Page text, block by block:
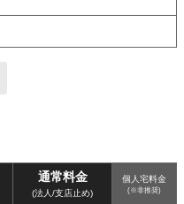
通常料金
(法人/支店止め)
個人宅料金
(※非推奨)